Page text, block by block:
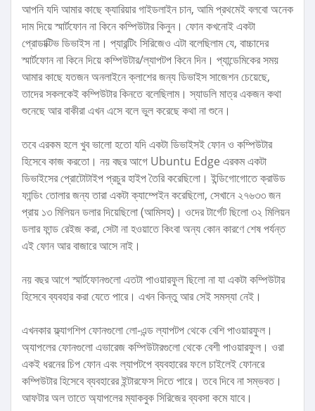
আপনি যদি আমার কাছে ক্যারিয়ার গাইডলাইন চান, আমি প্রথমেই বলবো অনেক
দাম দিয়ে স্মার্টফোন না কিনে কম্পিউটার কিনুন। ফোন কখনোই একটা
প্রোডাক্টিভ ডিভাইস না। প্যারন্টিং সিরিজেও এটা বলেছিলাম যে, বাচ্চাদের
স্মার্টফোন না কিনে দিয়ে কম্পিউটার/ল্যাপটপ কিনে দিন। প্যান্ডেমিকের সময়
আমার কাছে যতজন অনলাইনে ক্লাশের জন্য ডিভাইস সাজেশন চেয়েছে,
তাদের সকলকেই কম্পিউটার কিনতে বলেছিলাম। স্যাডলি মাত্র একজন কথা
শুনেছে আর বাকীরা এখন এসে বলে ভুল করেছে কথা না শুনে।
তবে এরকম হলে খুব ভালো হতো যদি একটা ডিভাইসই ফোন ও কম্পিউটার
হিসেবে কাজ করতো। নয় বছর আগে Ubuntu Edge এরকম একটা
ডিভাইসের প্রোটোটাইপ প্রচুর হাইপ তৈরি করেছিলো। ইন্ডিগোগোতে ক্রাউড
ফান্ডিং তোলার জন্য তারা একটা ক্যাম্পেইন করেছিলো, সেখানে ২৭৬৩৩ জন
প্রায় ১৩ মিলিয়ন ডলার দিয়েছিলো (আমিসহ)। ওদের টার্গেট ছিলো ৩২ মিলিয়ন
ডলার ফান্ড রেইজ করা, সেটা না হওয়াতে কিংবা অন্য কোন কারণে শেষ পর্যন্ত
এই ফোন আর বাজারে আসে নাই।
নয় বছর আগে স্মার্টফোনগুলো এতটা পাওয়ারফুল ছিলো না যা একটা কম্পিউটার
হিসেবে ব্যবহার করা যেতে পারে। এখন কিন্তু আর সেই সমস্যা নেই।
এখনকার ফ্ল্যাগশিপ ফোনগুলো লো-এন্ড ল্যাপটপ থেকে বেশি পাওয়ারফুল।
অ্যাপলের ফোনগুলো এভারেজ কম্পিউটারগুলো থেকে বেশী পাওয়ারফুল। ওরা
একই ধরনের চিপ ফোন এবং ল্যাপটপে ব্যবহারের ফলে চাইলেই ফোনরে
কম্পিউটার হিসেবে ব্যবহারের ইন্টারফেস দিতে পারে। তবে দিবে না সম্ভবত।
আফটার অল তাতে অ্যাপলের ম্যাকবুক সিরিজের ব্যবসা কমে যাবে।